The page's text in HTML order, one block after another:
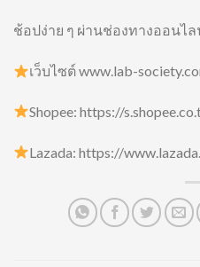
ช้อปง่าย ๆ ผ่านช่องทางออนไล
เว็บไซต์ www.lab-
Shopee: https://
Lazada: https://